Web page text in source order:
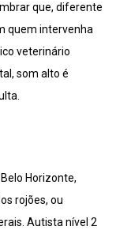
que, diferente
quem intervenha
veterinário
som alto é
Horizonte,
rojões, ou
Autista nível 2